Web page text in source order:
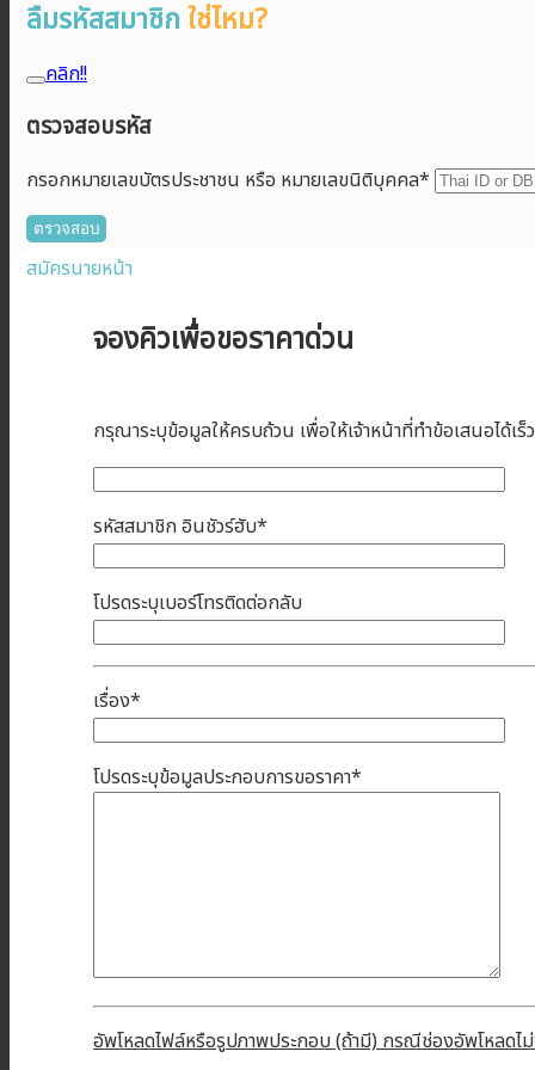
ลืมรหัสสมาชิกใช่ไหม?
คลิก!!
ตรวจสอบรหัส
กรอกหมายเลขบัตรประชาชน หรือ หมายเลขนิติบุคคล*
สมัครนายหน้า
จองคิวเพื่อขอราคาด่วน
กรุณาระบุข้อมูลให้ครบถ้วน เพื่อให้เจ้าหน้าที่ทำข้อเสนอได้เร็
รหัสสมาชิก อินชัวร์ฮับ*
โปรดระบุเบอร์โทรติดต่อกลับ
เรื่อง*
โปรดระบุข้อมูลประกอบการขอราคา*
อัพโหลดไฟล์หรือรูปภาพประกอบ (ถ้ามี) กรณีช่องอัพโหลดไ